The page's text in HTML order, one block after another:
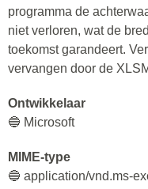
programma de
niet verloren, wat de
toekomst garandeert.
vervangen door de
Ontwikkelaar
🔵 Microsoft
MIME-type
🔵 application/vnd.ms-